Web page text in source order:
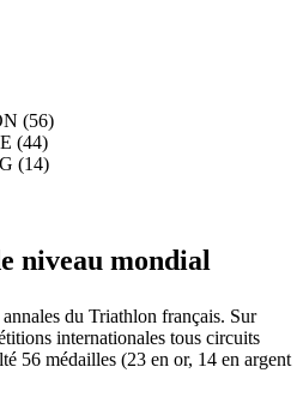
(56)
(44)
(14)
niveau mondial
annales du Triathlon français. Sur
internationales tous circuits
56 médailles (23 en or, 14 en argent